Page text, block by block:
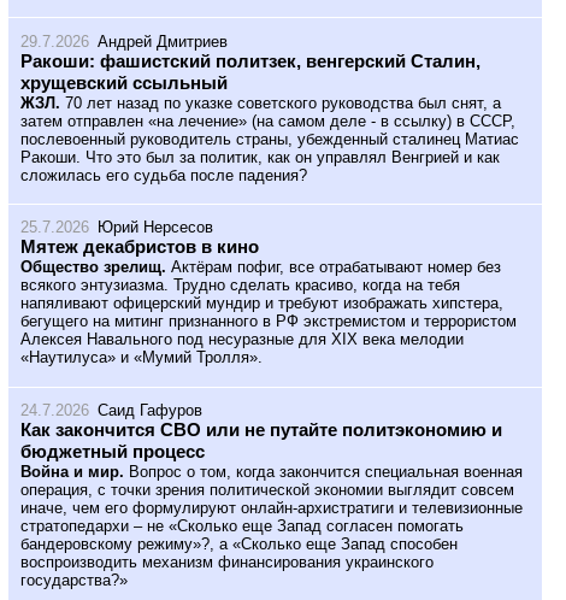
29.7.2026 Андрей Дмитриев
Ракоши: фашистский политзек, венгерский Сталин,
хрущевский ссыльный
ЖЗЛ. 70 лет назад по указке советского руководства был снят, а
затем отправлен «на лечение» (на самом деле - в ссылку) в СССР,
послевоенный руководитель страны, убежденный сталинец Матиас
Ракоши. Что это был за политик, как он управлял Венгрией и как
сложилась его судьба после падения?
25.7.2026 Юрий Нерсесов
Мятеж декабристов в кино
Общество зрелищ. Актёрам пофиг, все отрабатывают номер без
всякого энтузиазма. Трудно сделать красиво, когда на тебя
напяливают офицерский мундир и требуют изображать хипстера,
бегущего на митинг признанного в РФ экстремистом и террористом
Алексея Навального под несуразные для XIX века мелодии
«Наутилуса» и «Мумий Тролля».
24.7.2026 Саид Гафуров
Как закончится СВО или не путайте политэкономию и
бюджетный процесс
Война и мир. Вопрос о том, когда закончится специальная военная
операция, с точки зрения политической экономии выглядит совсем
иначе, чем его формулируют онлайн-архистратиги и телевизионные
стратопедархи – не «Сколько еще Запад согласен помогать
бандеровскому режиму»?, а «Сколько еще Запад способен
воспроизводить механизм финансирования украинского
государства?»